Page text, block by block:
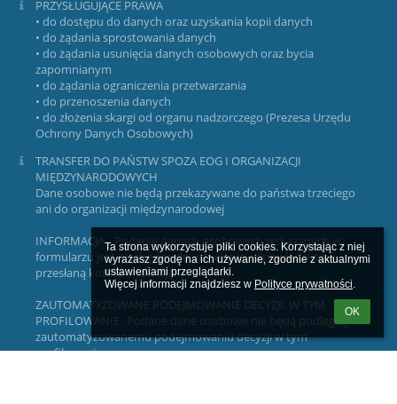
Ta strona wykorzystuje pliki cookies. Korzystając z niej
wyrażasz zgodę na ich używanie, zgodnie z aktualnymi
ustawieniami przeglądarki.
Więcej informacji znajdziesz w Polityce prywatności.
OK
PRZYSŁUGUJĄCE PRAWA
• do dostępu do danych oraz uzyskania kopii danych
• do żądania sprostowania danych
• do żądania usunięcia danych osobowych oraz bycia
zapomnianym
• do żądania ograniczenia przetwarzania
• do przenoszenia danych
• do złożenia skargi od organu nadzorczego (Prezesa Urzędu
Ochrony Danych Osobowych)
TRANSFER DO PAŃSTW SPOZA EOG I ORGANIZACJI
MIĘDZYNARODOWYCH
Dane osobowe nie będą przekazywane do państwa trzeciego
ani do organizacji międzynarodowej
INFORMACJA Podanie danych osobowych wskazanych w
formularzu jest niezbędne do udzielenia odpowiedzi na
przesłaną korespondencję.
ZAUTOMATYZOWANE PODEJMOWANIE DECYZJI, W TYM
PROFILOWANIE Podane dane osobowe nie będą podlegały
zautomatyzowanemu podejmowaniu decyzji w tym
profilowaniu.